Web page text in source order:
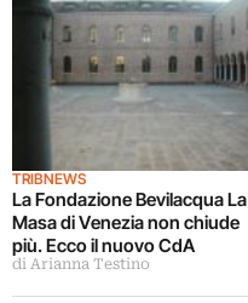
TRIBNEWS
La Fondazione Bevilacqua La
Masa di Venezia non chiude
più. Ecco il nuovo CdA
di Arianna Testino